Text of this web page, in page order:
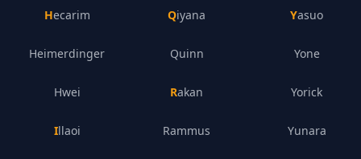
Hecarim
Heimerdinger
Hwei
Illaoi
Qiyana
Quinn
Rakan
Rammus
Yasuo
Yone
Yorick
Yunara